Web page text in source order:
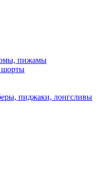
пижамы
пиджаки, лонгсливы